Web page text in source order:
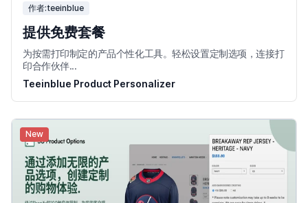
作者:teeinblue
提供免费套餐
为按需打印制定的产品个性化工具。轻松设置定制选项，连接打
印合作伙伴...
Teeinblue Product Personalizer
New